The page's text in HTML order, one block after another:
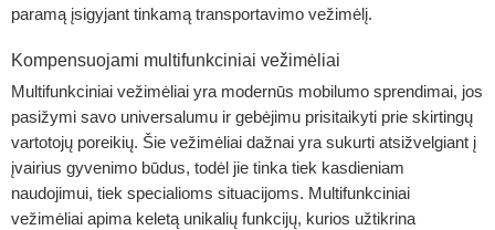
paramą įsigyjant tinkamą transportavimo vežimėlį.
Kompensuojami multifunkciniai vežimėliai
Multifunkciniai vežimėliai yra modernūs mobilumo sprendimai, jos
pasižymi savo universalumu ir gebėjimu prisitaikyti prie skirtingų
vartotojų poreikių. Šie vežimėliai dažnai yra sukurti atsižvelgiant į
įvairius gyvenimo būdus, todėl jie tinka tiek kasdieniam
naudojimui, tiek specialioms situacijoms. Multifunkciniai
vežimėliai apima keletą unikalių funkcijų, kurios užtikrina